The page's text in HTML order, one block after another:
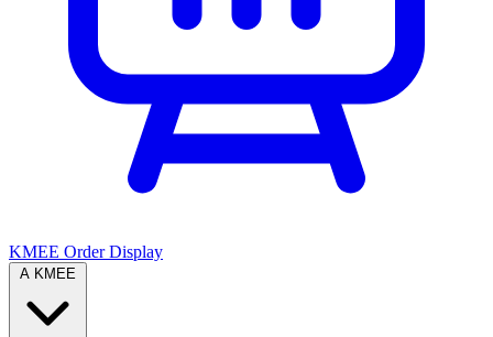
KMEE Order Display